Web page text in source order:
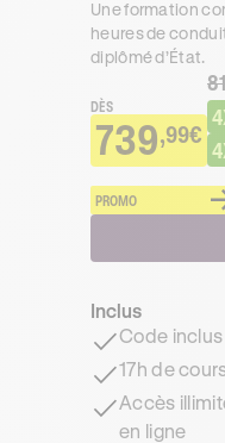
Une formation
heures de
diplômé d’État.
DÈS
739,99€
PROMO
Inclus
Code inclus
17h de
Accès
en ligne